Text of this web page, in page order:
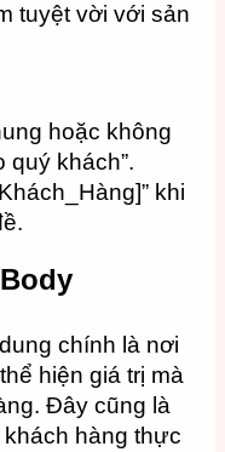
tuyệt vời với sản
hoặc không
quý khách”.
khi
chính là nơi
hiện giá trị mà
Đây cũng là
hàng thực